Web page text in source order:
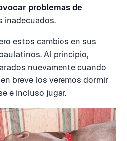
problemas de
inadecuados.
estos cambios en sus
Al principio,
nuevamente cuando
breve los veremos dormir
e incluso jugar.